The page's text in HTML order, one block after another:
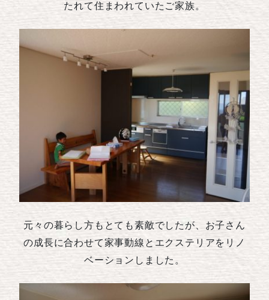
たれて住まわれていたご家族。
元々の暮らし方もとても素敵でしたが、お子さん
の成長に合わせて家事動線とエクステリアをリノ
ベーションしました。